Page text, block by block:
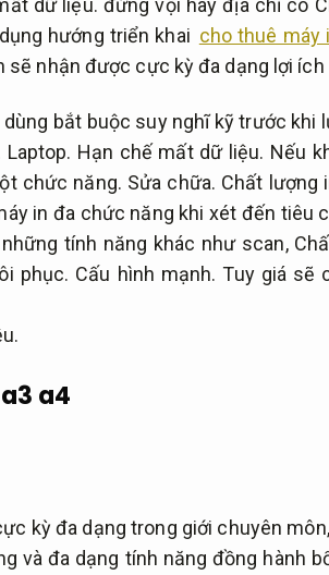
dữ liệu. đừng vội hãy địa chỉ có
hướng triển khai cho thuê máy
sẽ nhận được cực kỳ đa dạng lợi
dùng bắt buộc suy nghĩ kỹ trước khi
Laptop. Hạn chế mất dữ liệu. Nếu
chức năng. Sửa chữa. Chất lượng
in đa chức năng khi xét đến tiêu
tính năng khác như scan,
phục. Cấu hình mạnh. Tuy giá sẽ
a4
kỳ đa dạng trong giới chuyên môn,
và đa dạng tính năng đồng hành